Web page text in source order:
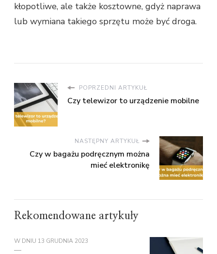
kłopotliwe, ale także kosztowne, gdyż naprawa
lub wymiana takiego sprzętu może być droga.
POPRZEDNI ARTYKUŁ
Czy telewizor to urządzenie mobilne
NASTĘPNY ARTYKUŁ
Czy w bagażu podręcznym można
mieć elektronikę
Rekomendowane artykuły
W DNIU 13 GRUDNIA 2023